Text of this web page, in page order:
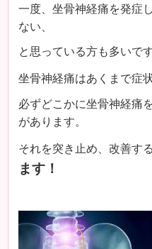
一度、坐骨神経痛を発症
ない、
と思っている方も多いです
坐骨神経痛はあくまで症状
必ずどこかに坐骨神経痛
があります。
それを突き止め、改善す
ます！